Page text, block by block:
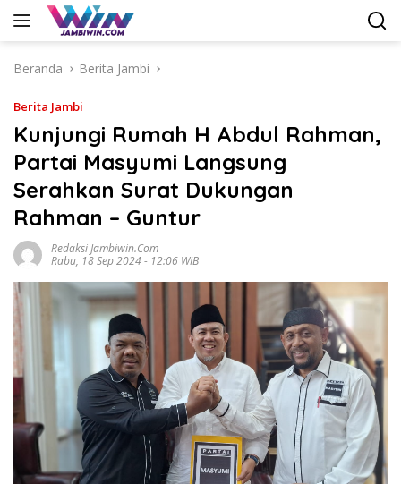
Langsung
Beranda
Berita Jambi
Berita Jambi
Kunjungi Rumah H Abdul Rahman,
Partai Masyumi Langsung
Serahkan Surat Dukungan
Rahman – Guntur
Redaksi Jambiwin.com
Rabu, 18 Sep 2024 - 12:06 WIB